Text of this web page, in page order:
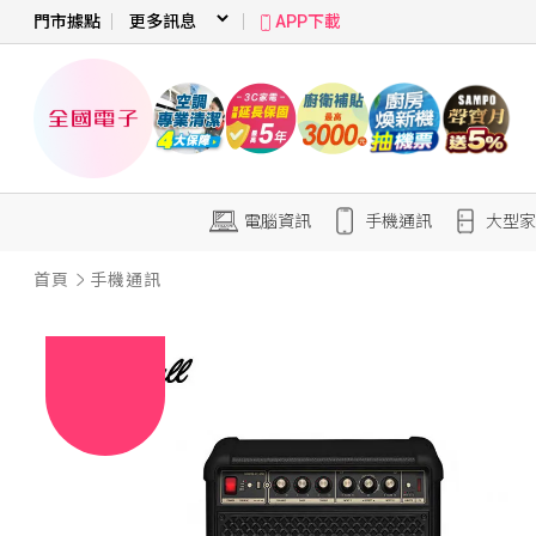
門市據點 APP下載
電腦資訊 手機通訊 大型
首頁 手機通訊